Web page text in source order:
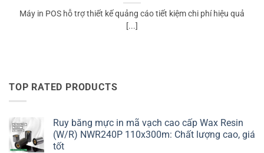
Máy in POS hỗ trợ thiết kế quảng cáo tiết kiệm chi phí hiệu quả
[...]
TOP RATED PRODUCTS
Ruy băng mực in mã vạch cao cấp Wax Resin
(W/R) NWR240P 110x300m: Chất lượng cao, giá
tốt